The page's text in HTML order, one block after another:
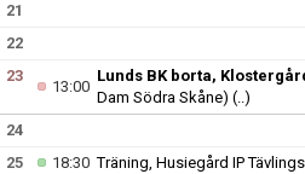
21
22
23
13:00
Lunds BK borta,
Dam Södra Skåne) (..)
24
25
18:30Träning, Husiegård IP